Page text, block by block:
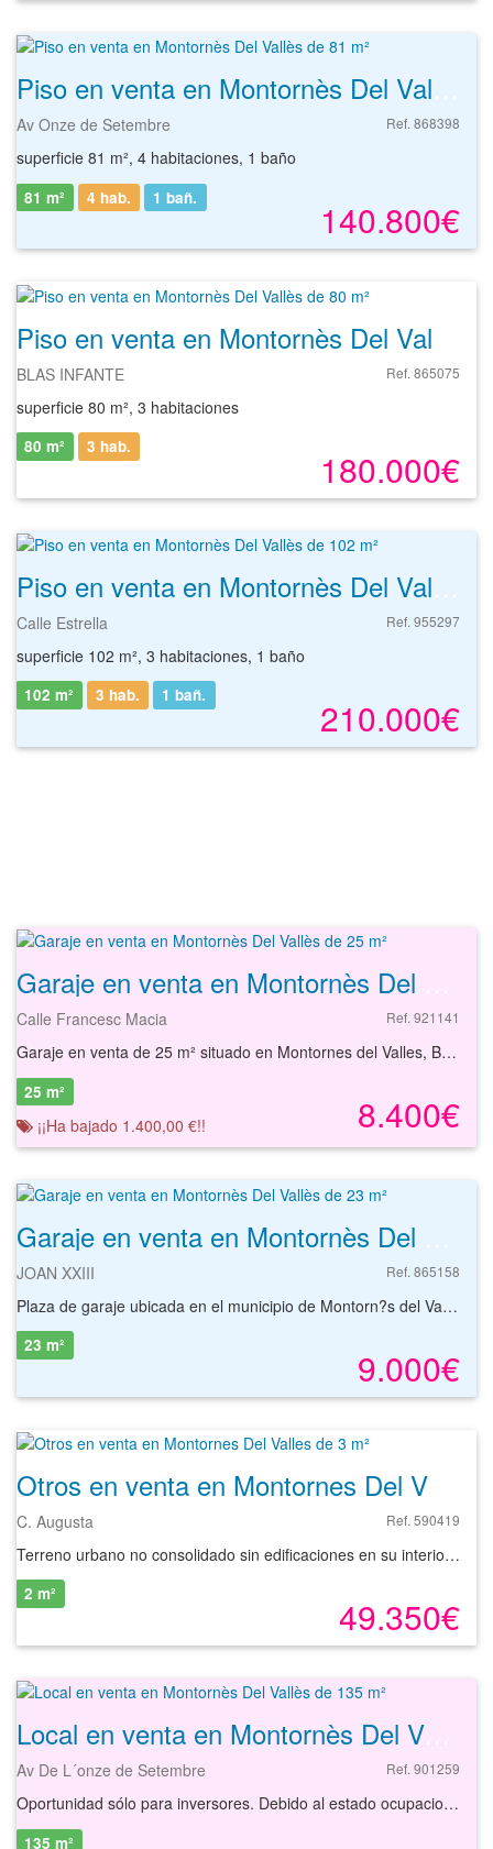
Av Onze de Setembre Ref. 868398
superficie 81 m², 4 habitaciones, 1 baño
140.800€
81 m² 4 hab. 1 bañ.
BLAS INFANTE Ref. 865075
superficie 80 m², 3 habitaciones
180.000€
80 m² 3 hab.
Calle Estrella Ref. 955297
superficie 102 m², 3 habitaciones, 1 baño
210.000€
102 m² 3 hab. 1 bañ.
Calle Francesc Macia Ref. 921141
Garaje en venta de 25 m² situado en Montornes del Valles, Barcelona. El garaje se sitúa en la planta sótano de un edificio construido en 2007, de fácil acceso desde el exterior y buena maniobrabilidad en el interior. Se encuentra próximo de centros de salud, centros de enseñanza, farmacias, dentistas, parques, alojamientos y restaurantes, además cuenta con diversos servicios locales.. Tiene buen acceso rodado por carretera mediante la BV-5001 y dispone de varias paradas de autobús correspondientes a las líneas 416, 500 y 501. Con nuestros servicios podrá encontrar el garaje que necesita y asegurar su inversión con el mejor de los asesoramientos especializados. Empiece ahora mismo pidiendo más información. Un responsable cercano a usted le atenderá personalmente.
8.400€
25 m²
¡¡Ha bajado 1.400,00 €!!
JOAN XXIII Ref. 865158
Plaza de garaje ubicada en el municipio de Montorn?s del Vall?s, en la provincia de Barcelona. Tiene una superficie ?til de 13,34 m2, aproximadamente. Se localiza en pleno n?cleo urbano, que dispone de todos los servicios, tales como, restaurantes, sucursales bancarias, centros educativos, sanitarios y deportivos, gasolineras, supermercados, entre otros. En cuanto a las comunicaciones, las carreteras cercanas a la zona son la AP-7 y BV-5001.
9.000€
23 m²
Otros en venta en Montornes Del Valles de 3 m²
C. Augusta Ref. 590419
Terreno urbano no consolidado sin edificaciones en su interior, para un uso mayoritariamente residencial. Ubicado en una zona residencial, próximo a superfícies comerciales y bien comunicado con la carretera BV-5001 y C-33.Suelo que actualmente no es apto para construir por estar condicionado a la ejecución y/o tramitación de algún instrumento de gestión urbanística, no habiendo adquirido la condición de ¿solar¿.
49.350€
2 m²
Local en venta en Montornès Del Vallès de 135 m²
Av De L´onze de Setembre Ref. 901259
Oportunidad sólo para inversores. Debido al estado ocupacional del activo, no se pueden realizar visitas al mismo. Local en venta de 135 m² situado en Montornés del Valles, Barcelona. En sus inmediaciones dispone de centros de enseñanza, centro de salud, farmacias, supermercados, pequeño comercio y a pocos metros del ayuntamiento. Tiene buen acceso rodado desde las carreteras C-33 y AP-7 y varias paradas de línea de autobús. Con nuestros servicios podrá conocer las posibilidades reales para instalar su negocio en este local y comenzar su actividad cuanto antes. Empiece ahora mismo pidiendo más información. Un responsable cercano a usted le atenderá personalmente.
135 m²